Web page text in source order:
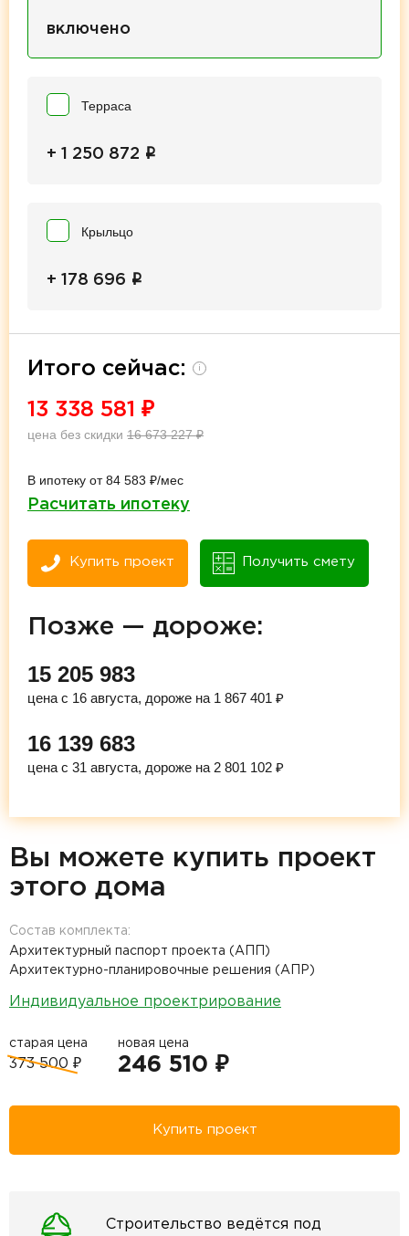
включено
Терраса
+ 1 250 872 i
Крыльцо
+ 178 696 i
Итого сейчас: i
13 338 581 ₽
цена без скидки 16 673 227₽
В ипотеку от 84 583 ₽/мес
Расчитать ипотеку
Купить проект Получить смету
Позже — дороже:
15 205 983
цена с 16 августа, дороже на 1 867 401 ₽
16 139 683
цена с 31 августа, дороже на 2 801 102 ₽
Вы можете купить проект
этого дома
Состав комплекта:
Архитектурный паспорт проекта (АПП)
Архитектурно-планировочные решения (АПР)
Индивидуальное проектрирование
старая цена
373 500 ₽
новая цена
246 510 ₽
Купить проект
Строительство ведётся под